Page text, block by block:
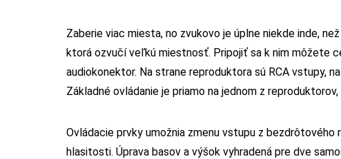
Zaberie viac miesta, no zvukovo je úplne niekde inde,
ktorá ozvučí veľkú miestnosť. Pripojiť sa k nim môžete
audiokonektor. Na strane reproduktora sú RCA vstupy,
Základné ovládanie je priamo na jednom z
Ovládacie prvky umožnia zmenu vstupu z
hlasitosti. Úprava basov a výšok vyhradená pre dve